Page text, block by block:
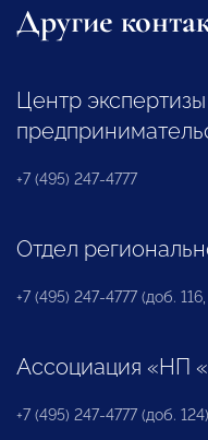
Другие
Центр
+7 (495) 247-4777
Отдел
+7 (495) 247-4777 (доб. 116,
Ассоциация «НП
+7 (495) 247-4777 (доб. 124)